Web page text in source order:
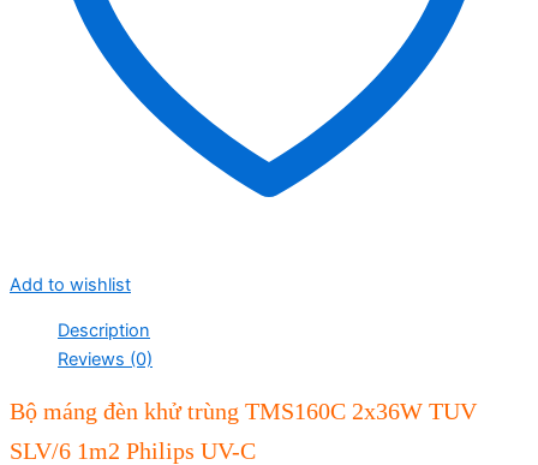
Add to wishlist
Description
Reviews (0)
Bộ máng đèn khử trùng TMS160C 2x36W TUV
SLV/6 1m2 Philips UV-C